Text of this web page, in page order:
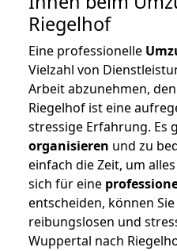
Riegelhof
Eine professionelle
Vielzahl von
Arbeit abzunehmen,
Riegelhof ist eine
stressige Erfahrung. Es
organisieren und zu
einfach die Zeit, um
sich für eine
entscheiden, können
reibungslosen und
Wuppertal nach